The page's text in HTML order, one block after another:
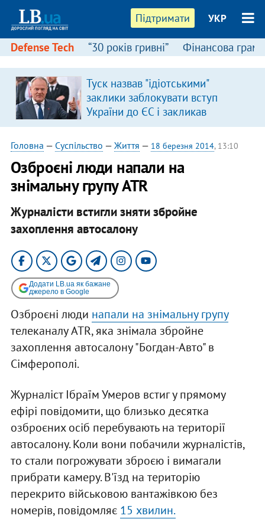
Підтримати УКР
Defense Tech “30 років гривні” Фінансова
Туск назвав "ідіотськими"
заклики заблокувати вступ
України до ЄС і закликав
припинити антиукраїнську
риторику
Головна — Суспільство — Життя — 18 березня 2014, 13:10
Озброєні люди напали на
знімальну групу ATR
Журналісти встигли зняти збройне
захоплення автосалону
Додати LB.ua як бажане
джерело в Google
Озброєні люди напали на знімальну групу
телеканалу ATR, яка знімала збройне
захоплення автосалону "Богдан-Авто" в
Сімферополі.
Журналіст Ібраїм Умеров встиг у прямому
ефірі повідомити, що близько десятка
озброєних осіб перебувають на території
автосалону. Коли вони побачили журналістів,
то стали погрожувати зброєю і вимагали
прибрати камеру. В'їзд на територію
перекрито військовою вантажівкою без
номерів, повідомляє 15 хвилин.